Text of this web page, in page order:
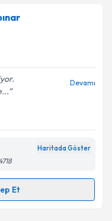
ile bilgilendireceğiz.
ilişkin
ediyorum.
Gönder
Devamı
Haritada Göster
Et